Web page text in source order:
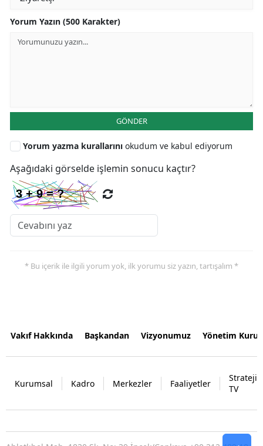
Yorum Yazın (500 Karakter)
GÖNDER
Yorum yazma kurallarını okudum ve kabul ediyorum
Aşağıdaki görselde işlemin sonucu kaçtır?
* Bu içerik ile ilgili yorum yok, ilk yorumu siz yazın, tartışalım *
Vakıf Hakkında Başkandan Vizyonumuz Yönetim
Kurumsal Kadro Merkezler Faaliyetler
Strateji
TV